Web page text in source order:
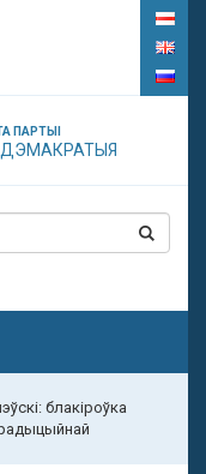
ПАРТЫІ
ДЭМАКРАТЫЯ
блакіроўка